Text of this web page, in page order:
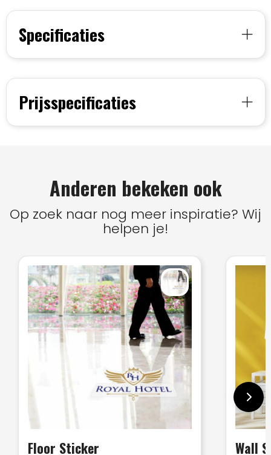
Specificaties
Prijsspecificaties
Anderen bekeken ook
Op zoek naar nog meer inspiratie? Wij
helpen je!
Floor Sticker Wall